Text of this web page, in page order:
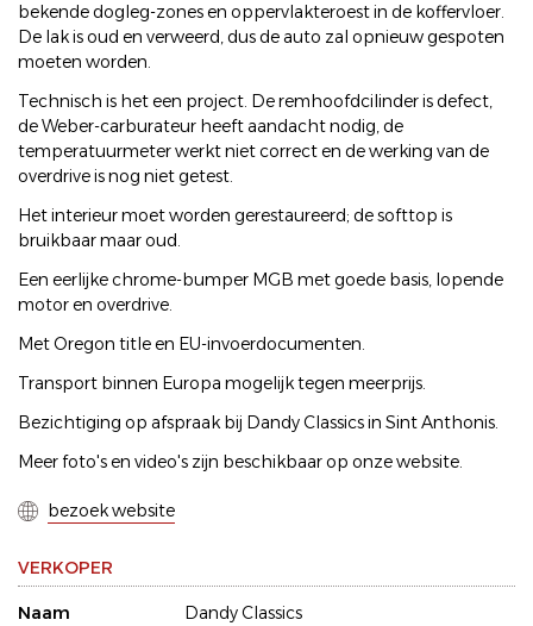
bekende dogleg-zones en oppervlakteroest in de koffervloer.
De lak is oud en verweerd, dus de auto zal opnieuw gespoten
moeten worden.
Technisch is het een project. De remhoofdcilinder is defect,
de Weber-carburateur heeft aandacht nodig, de
temperatuurmeter werkt niet correct en de werking van de
overdrive is nog niet getest.
Het interieur moet worden gerestaureerd; de softtop is
bruikbaar maar oud.
Een eerlijke chrome-bumper MGB met goede basis, lopende
motor en overdrive.
Met Oregon title en EU-invoerdocumenten.
Transport binnen Europa mogelijk tegen meerprijs.
Bezichtiging op afspraak bij Dandy Classics in Sint Anthonis.
Meer foto's en video's zijn beschikbaar op onze website.
bezoek website
VERKOPER
Naam
Dandy Classics